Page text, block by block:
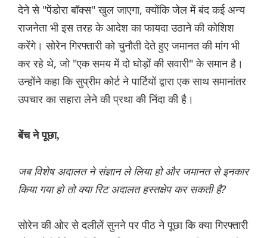
देने से "पेंडोरा बॉक्स" खुल जाएगा, क्योंकि जेल में बंद कई अन्य
राजनेता भी इस तरह के आदेश का फायदा उठाने की कोशिश
करेंगे। सोरेन गिरफ्तारी को चुनौती देते हुए जमानत की मांग भी
कर रहे थे, जो "एक समय में दो घोड़ों की सवारी" के समान है।
उन्होंने कहा कि सुप्रीम कोर्ट ने पार्टियों द्वारा एक साथ समानांतर
उपचार का सहारा लेने की प्रथा की निंदा की है।
बेंच ने पूछा,
जब विशेष अदालत ने संज्ञान ले लिया हो और जमानत से इनकार
किया गया हो तो क्या रिट अदालत हस्तक्षेप कर सकती है?
सोरेन की ओर से दलीलें सुनने पर पीठ ने पूछा कि क्या गिरफ्तारी